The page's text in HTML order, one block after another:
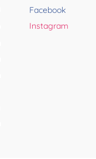
Facebook
Instagram